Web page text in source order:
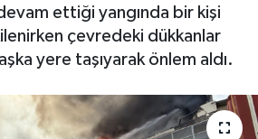
devam ettiği yangında bir kişi
çevredeki dükkanlar
yere taşıyarak önlem aldı.